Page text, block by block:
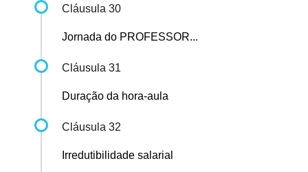
Cláusula 30
Jornada do PROFESSOR...
Cláusula 31
Duração da hora-aula
Cláusula 32
Irredutibilidade salarial